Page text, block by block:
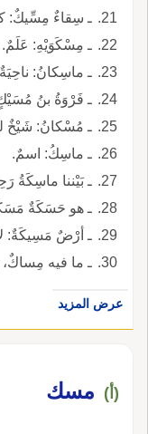
ـ سِقاءٌ مِسِّيكٌ:
ـ مِسْكَوَيْهِ: عَلَمٌ.
ـ ماسِكانُ:
ـ فَرْوَةُ بنُ
ـ مُسْكانُ: شَيْخٌ
ـ ماسِكُ: اسمٌ.
ـ بَيْننا ماسِكَةُ
ـ هو حَسَكَةٌ
ـ أرْضٌ مَسِيكَةٌ:
ـ ما فيه
عرض المزيد
(أ) مسك